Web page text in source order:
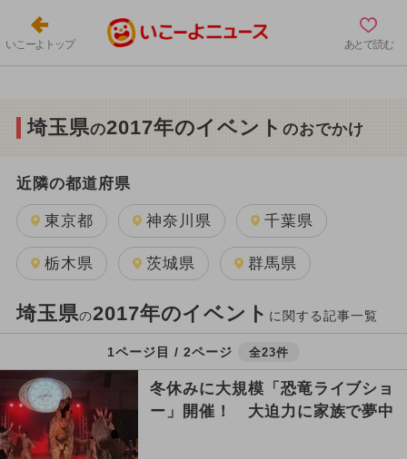
いこーよトップ あとで読む
埼玉県の2017年のイベントのおでかけ
近隣の都道府県
東京都 神奈川県 千葉県
栃木県 茨城県 群馬県
埼玉県の2017年のイベント に関する記事一覧
1ページ目 / 2ページ 全23件
冬休みに大規模「恐竜ライブショ
ー」開催！ 大迫力に家族で夢中